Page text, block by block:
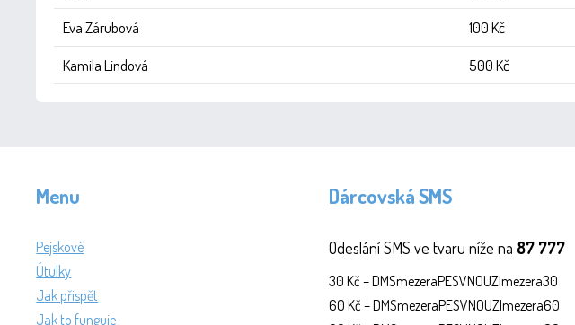
Eva Zárubová
100 Kč
Kamila Lindová
500 Kč
Menu
Pejskové
Útulky
Jak přispět
Jak to funguje
Dárcovská SMS
Odeslání SMS ve tvaru níže na 87 777
30 Kč – DMSmezeraPESVNOUZImezera30
60 Kč – DMSmezeraPESVNOUZImezera60